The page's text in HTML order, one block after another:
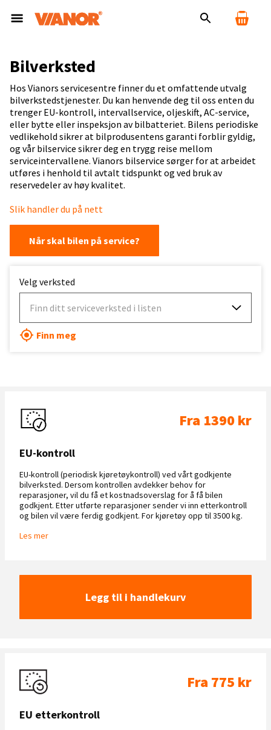
Bilverksted
Hos Vianors servicesentre finner du et omfattende utvalg
bilverkstedstjenester. Du kan henvende deg til oss enten du
trenger EU-kontroll, intervallservice, oljeskift, AC-service,
eller bytte eller inspeksjon av bilbatteriet. Bilens periodiske
vedlikehold sikrer at bilprodusentens garanti forblir gyldig,
og vår bilservice sikrer deg en trygg reise mellom
serviceintervallene. Vianors bilservice sørger for at arbeidet
utføres i henhold til avtalt tidspunkt og ved bruk av
reservedeler av høy kvalitet.
Slik handler du på nett
Når skal bilen på service?
Velg verksted
Finn meg
Finn ditt serviceverksted i listen
EU-kontroll
Fra 1390 kr
EU-kontroll (periodisk kjøretøykontroll) ved vårt godkjente
bilverksted. Dersom kontrollen avdekker behov for
reparasjoner, vil du få et kostnadsoverslag for å få bilen
godkjent. Etter utførte reparasjoner sender vi inn etterkontroll
og bilen vil være ferdig godkjent. For kjøretøy opp til 3500 kg.
Les mer
Legg til i handlekurv
EU etterkontroll
Fra 775 kr